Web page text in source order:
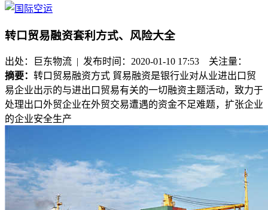
转口贸易融资套利方式、风险大全
出处：巨东物流 | 发布时间：2020-01-10 17:53 关注量：
摘要： 转口贸易融资方式 貿易融资是银行业对从业进出口贸
易企业出示的与进出口贸易有关的一切融资主题活动，致力于
处理出口外贸企业在外贸交易遭遇的资金不足难题，扩张企业
的企业安全生产